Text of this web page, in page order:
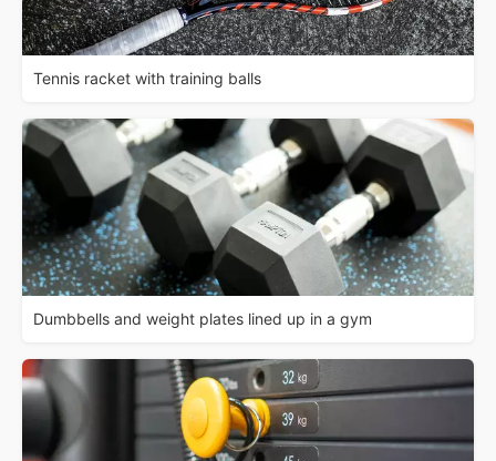
Tennis racket with training balls
Dumbbells and weight plates lined up in a gym